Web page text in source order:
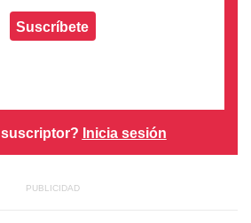
Suscríbete
suscriptor? Inicia sesión